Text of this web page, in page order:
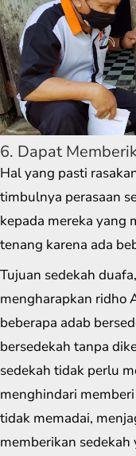
6. Dapat
Hal yang pasti
timbulnya perasaan
kepada mereka yang
tenang karena ada
Tujuan sedekah
mengharapkan ridho
beberapa adab
bersedekah tanpa
sedekah tidak perlu
menghindari
tidak memadai,
memberikan